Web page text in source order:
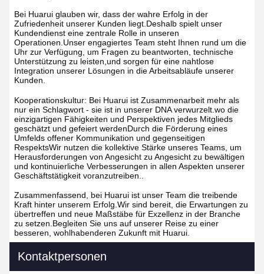
Bei Huarui glauben wir, dass der wahre Erfolg in der
Zufriedenheit unserer Kunden liegt.Deshalb spielt unser
Kundendienst eine zentrale Rolle in unseren
Operationen.Unser engagiertes Team steht Ihnen rund um die
Uhr zur Verfügung, um Fragen zu beantworten, technische
Unterstützung zu leisten,und sorgen für eine nahtlose
Integration unserer Lösungen in die Arbeitsabläufe unserer
Kunden.
Kooperationskultur: Bei Huarui ist Zusammenarbeit mehr als
nur ein Schlagwort - sie ist in unserer DNA verwurzelt.wo die
einzigartigen Fähigkeiten und Perspektiven jedes Mitglieds
geschätzt und gefeiert werdenDurch die Förderung eines
Umfelds offener Kommunikation und gegenseitigen
RespektsWir nutzen die kollektive Stärke unseres Teams, um
Herausforderungen von Angesicht zu Angesicht zu bewältigen
und kontinuierliche Verbesserungen in allen Aspekten unserer
Geschäftstätigkeit voranzutreiben..
Zusammenfassend, bei Huarui ist unser Team die treibende
Kraft hinter unserem Erfolg.Wir sind bereit, die Erwartungen zu
übertreffen und neue Maßstäbe für Exzellenz in der Branche
zu setzen.Begleiten Sie uns auf unserer Reise zu einer
besseren, wohlhabenderen Zukunft mit Huarui.
Kontaktpersonen